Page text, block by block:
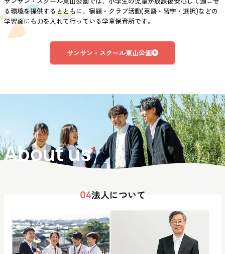
る環境を提供するとともに、宿題・クラブ活動(英語・習字・選択)などの
学習面にも力を入れて行っている学童保育所です。
サンサン・スクール東山公園
About us
04法人について